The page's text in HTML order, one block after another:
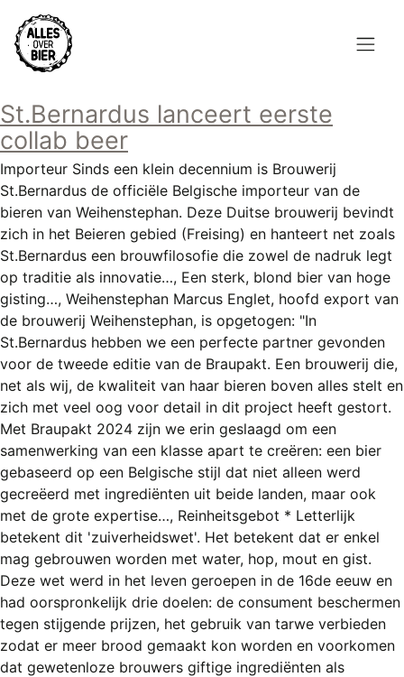
Overslaan
en
naar
gaan
Topmenu
INLOGGEN
REGISTREREN
ADVERTEREN
MELDPUNT
PERS/PUBLICATIES
FACEBOOK
LINKS
Hoofdnavigatie
HOME
BLOG
AANBOD
AGENDA
CONTACT
St.Bernardus lanceert eerste
collab beer
Importeur Sinds een klein decennium is Brouwerij
St.Bernardus de officiële Belgische importeur van de
bieren van Weihenstephan. Deze Duitse brouwerij bevindt
zich in het Beieren gebied (Freising) en hanteert net zoals
St.Bernardus een brouwfilosofie die zowel de nadruk legt
op traditie als innovatie…, Een sterk, blond bier van hoge
gisting…, Weihenstephan Marcus Englet, hoofd export van
de brouwerij Weihenstephan, is opgetogen: "In
St.Bernardus hebben we een perfecte partner gevonden
voor de tweede editie van de Braupakt. Een brouwerij die,
net als wij, de kwaliteit van haar bieren boven alles stelt en
zich met veel oog voor detail in dit project heeft gestort.
Met Braupakt 2024 zijn we erin geslaagd om een
samenwerking van een klasse apart te creëren: een bier
gebaseerd op een Belgische stijl dat niet alleen werd
gecreëerd met ingrediënten uit beide landen, maar ook
met de grote expertise…, Reinheitsgebot * Letterlijk
betekent dit 'zuiverheidswet'. Het betekent dat er enkel
mag gebrouwen worden met water, hop, mout en gist.
Deze wet werd in het leven geroepen in de 16de eeuw en
had oorspronkelijk drie doelen: de consument beschermen
tegen stijgende prijzen, het gebruik van tarwe verbieden
zodat er meer brood gemaakt kon worden en voorkomen
dat gewetenloze brouwers giftige ingrediënten als